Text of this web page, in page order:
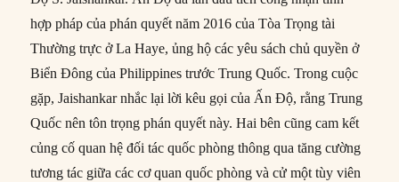
hợp pháp của phán quyết năm 2016 của Tòa Trọng tài
Thường trực ở La Haye, ủng hộ các yêu sách chủ quyền ở
Biển Đông của Philippines trước Trung Quốc. Trong cuộc
gặp, Jaishankar nhắc lại lời kêu gọi của Ấn Độ, rằng Trung
Quốc nên tôn trọng phán quyết này. Hai bên cũng cam kết
củng cố quan hệ đối tác quốc phòng thông qua tăng cường
tương tác giữa các cơ quan quốc phòng và cử một tùy viên